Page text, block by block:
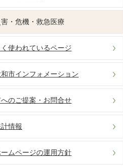
害・危機・救急医療
く使われているページ
和市インフォメーション
のご提案・お問合せ
情報
ームページの運用方針